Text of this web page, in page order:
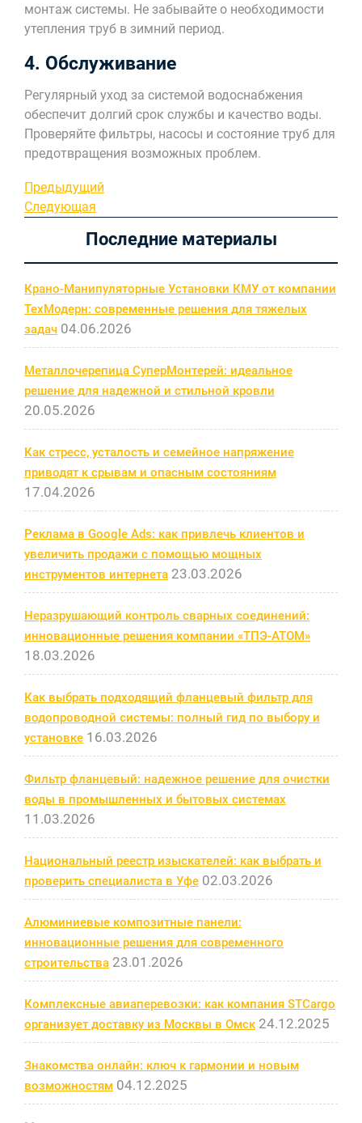
монтаж системы. Не забывайте о необходимости
утепления труб в зимний период.
4. Обслуживание
Регулярный уход за системой водоснабжения
обеспечит долгий срок службы и качество воды.
Проверяйте фильтры, насосы и состояние труб для
предотвращения возможных проблем.
Навигация
по
записям
Предыдущая
запись
Предыдущий
Следующая
Следующая
Последние материалы
Крано-Манипуляторные Установки КМУ от компании
ТехМодерн: современные решения для тяжелых
задач 04.06.2026
Металлочерепица СуперМонтерей: идеальное
решение для надежной и стильной кровли
20.05.2026
Как стресс, усталость и семейное напряжение
приводят к срывам и опасным состояниям
17.04.2026
Реклама в Google Ads: как привлечь клиентов и
увеличить продажи с помощью мощных
инструментов интернета 23.03.2026
Неразрушающий контроль сварных соединений:
инновационные решения компании «ТПЭ-АТОМ»
18.03.2026
Как выбрать подходящий фланцевый фильтр для
водопроводной системы: полный гид по выбору и
установке 16.03.2026
Фильтр фланцевый: надежное решение для очистки
воды в промышленных и бытовых системах
11.03.2026
Национальный реестр изыскателей: как выбрать и
проверить специалиста в Уфе 02.03.2026
Алюминиевые композитные панели:
инновационные решения для современного
строительства 23.01.2026
Комплексные авиаперевозки: как компания STCargo
организует доставку из Москвы в Омск 24.12.2025
Знакомства онлайн: ключ к гармонии и новым
возможностям 04.12.2025